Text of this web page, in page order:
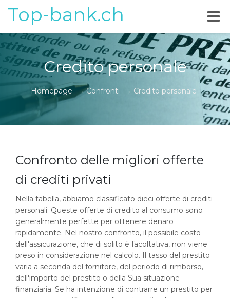
Top-bank.ch
Credito personale
Homepage → Confronti → Credito personale
Confronto delle migliori offerte
di crediti privati
Nella tabella, abbiamo classificato dieci offerte di crediti
personali. Queste offerte di credito al consumo sono
generalmente perfette per ottenere denaro
rapidamente. Nel nostro confronto, il possibile costo
dell'assicurazione, che di solito è facoltativa, non viene
preso in considerazione nel calcolo. Il tasso del prestito
varia a seconda del fornitore, del periodo di rimborso,
dell'importo del prestito o della Sua situazione
finanziaria. Se ha intenzione di contrarre un prestito per